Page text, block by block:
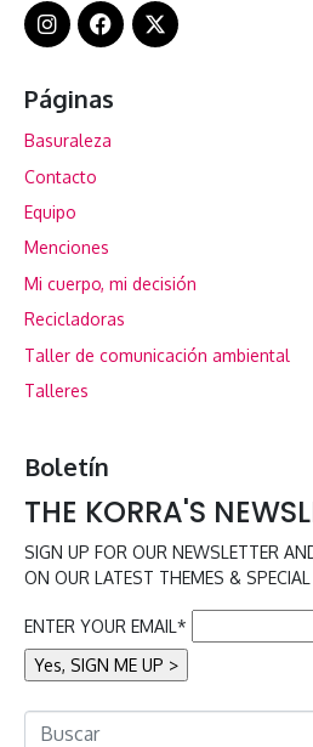
Páginas
Basuraleza
Contacto
Equipo
Menciones
Mi cuerpo, mi decisión
Recicladoras
Taller de comunicación ambiental
Talleres
Boletín
THE KORRA'S
SIGN UP FOR OUR NEWSLETTER
ON OUR LATEST THEMES & SPECIAL
ENTER YOUR EMAIL*